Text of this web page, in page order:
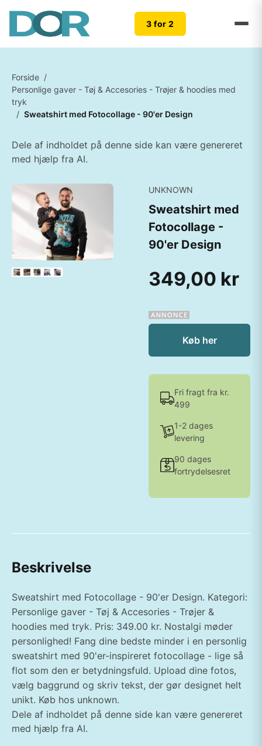
3 for 2
Forside /
Personlige gaver - Tøj & Accesories - Trøjer & hoodies med
tryk
/ Sweatshirt med Fotocollage - 90'er Design
Dele af indholdet på denne side kan være genereret
med hjælp fra AI.
UNKNOWN
Sweatshirt med
Fotocollage -
90'er Design
349,00 kr
Køb her
Fri fragt fra kr.
499
1-2 dages
levering
90 dages
fortrydelsesret
Beskrivelse
Sweatshirt med Fotocollage - 90'er Design. Kategori:
Personlige gaver - Tøj & Accesories - Trøjer &
hoodies med tryk. Pris: 349.00 kr. Nostalgi møder
personlighed! Fang dine bedste minder i en personlig
sweatshirt med 90'er-inspireret fotocollage - lige så
flot som den er betydningsfuld. Upload dine fotos,
vælg baggrund og skriv tekst, der gør designet helt
unikt. Køb hos unknown.
Dele af indholdet på denne side kan være genereret
med hjælp fra AI.